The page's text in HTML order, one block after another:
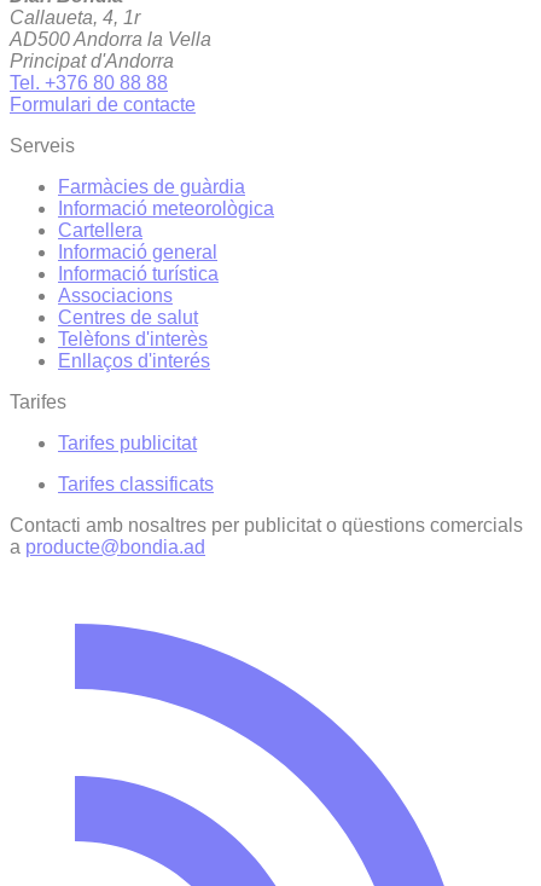
Callaueta, 4, 1r
AD500 Andorra la Vella
Principat d'Andorra
Tel. +376 80 88 88
Formulari de contacte
Serveis
Farmàcies de guàrdia
Informació meteorològica
Cartellera
Informació general
Informació turística
Associacions
Centres de salut
Telèfons d'interès
Enllaços d'interés
Tarifes
Tarifes publicitat
Tarifes classificats
Contacti amb nosaltres per publicitat o qüestions comercials
a producte@bondia.ad